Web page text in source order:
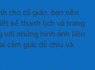
cho cô giáo, bạn nên
kế thanh lịch và trang
với những hình ảnh liên
cảm giác dễ chịu và